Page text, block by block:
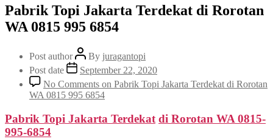
Pabrik Topi Jakarta Terdekat di Rorotan
WA 0815 995 6854
Post author By juragantopi
Post date
September 22, 2020
No Comments on Pabrik Topi Jakarta Terdekat di Rorotan
WA 0815 995 6854
Pabrik Topi Jakarta Terdekat di Rorotan WA 0815-
995-6854